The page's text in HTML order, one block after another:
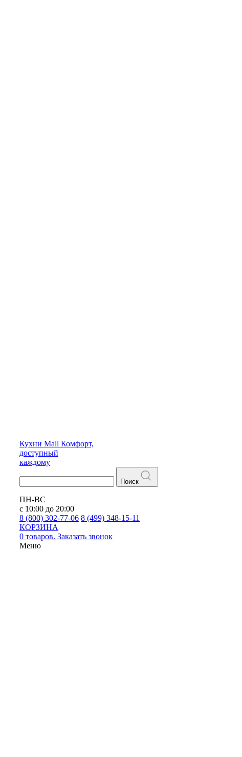
Кухни Mall Комфорт,
доступный
каждому
Поиск
ПН-ВС
с 10:00 до 20:00
8 (800) 302-77-06 8 (499) 348-15-11
КОРЗИНА
0 товаров. Заказать звонок
Меню